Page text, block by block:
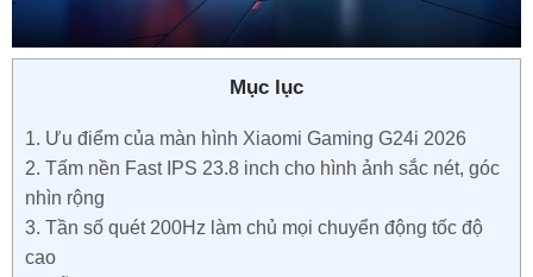
Mục lục
1. Ưu điểm của màn hình Xiaomi Gaming G24i 2026
2. Tấm nền Fast IPS 23.8 inch cho hình ảnh sắc nét, góc
nhìn rộng
3. Tần số quét 200Hz làm chủ mọi chuyển động tốc độ
cao